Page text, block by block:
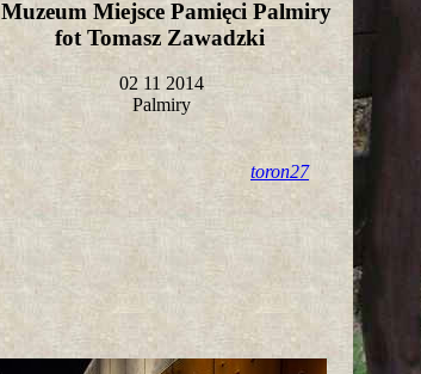
Muzeum Miejsce Pamięci Palmiry
fot Tomasz Zawadzki
02 11 2014
Palmiry
toron27